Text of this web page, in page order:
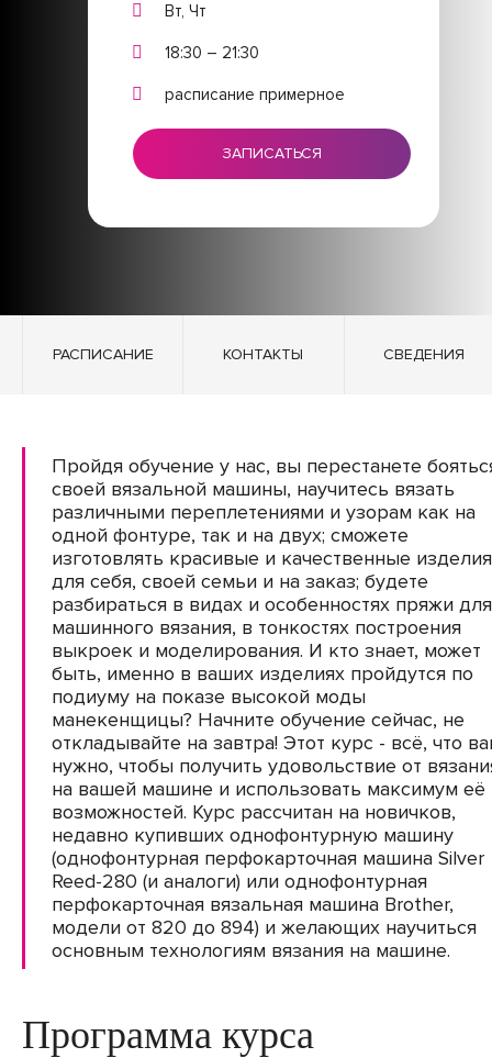
Вт, Чт
18:30 – 21:30
расписание примерное
ЗАПИСАТЬСЯ
РАСПИСАНИЕ КОНТАКТЫ СВЕДЕНИЯ
Пройдя обучение у нас, вы перестанете
своей вязальной машины, научитесь вязать
различными переплетениями и узорам как на
одной фонтуре, так и на двух; сможете
изготовлять красивые и качественные изделия
для себя, своей семьи и на заказ; будете
разбираться в видах и особенностях пряжи для
машинного вязания, в тонкостях построения
выкроек и моделирования. И кто знает, может
быть, именно в ваших изделиях пройдутся по
подиуму на показе высокой моды
манекенщицы? Начните обучение сейчас, не
откладывайте на завтра! Этот курс - всё, что
нужно, чтобы получить удовольствие от
на вашей машине и использовать максимум её
возможностей. Курс рассчитан на новичков,
недавно купивших однофонтурную машину
(однофонтурная перфокарточная машина Silver
Reed-280 (и аналоги) или однофонтурная
перфокарточная вязальная машина Brother,
модели от 820 до 894) и желающих научиться
основным технологиям вязания на машине.
Программа курса